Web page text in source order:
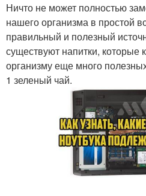
Ничто не может полностью
нашего организма в простой
правильный и полезный
существуют напитки,
организму еще много
1 зеленый чай.